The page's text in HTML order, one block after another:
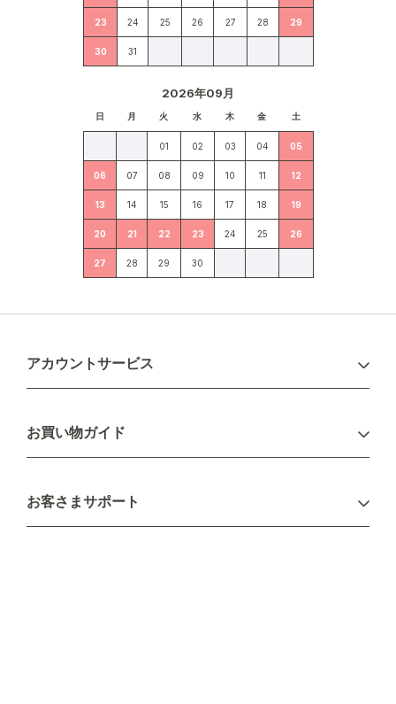
23 24 25 26 27 28 29
30 31
2026年09月
日 月 火 水 木 金 土
01 02 03 04 05
06 07 08 09 10 11 12
13 14 15 16 17 18 19
20 21 22 23 24 25 26
27 28 29 30
アカウントサービス
新規会員登録
お買い物ガイド
配送について
不良品・返品について
お客さまサポート